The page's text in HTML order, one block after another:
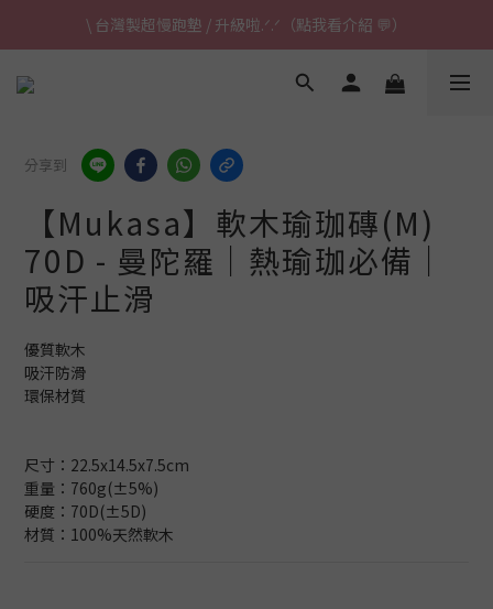
\ 台灣製超慢跑墊 / 升級啦.ᐟ.ᐟ（點我看介紹 💬）
\ 台灣製超慢跑墊 / 升級啦.ᐟ.ᐟ（點我看介紹 💬）
✈ 港澳免運｜滿HK$1,239免運 (指定商品)
分享到
【Mukasa】軟木瑜珈磚(M)
70D - 曼陀羅｜熱瑜珈必備｜
吸汗止滑
優質軟木
吸汗防滑
環保材質
尺寸：22.5x14.5x7.5cm
重量：760g(±5%)
硬度：70D(±5D)
材質：100%天然軟木